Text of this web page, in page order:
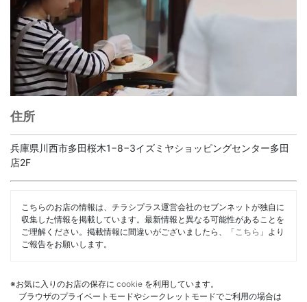
住所
兵庫県川西市多田桜木1−8−3イズミヤショッピングセンター多田
店2F
こちらのお店の情報は、チラシプラス運営会社のセブンネットが独自に
収集した情報を掲載しています。最新情報と異なる可能性があることを
ご理解ください。掲載情報に間違いがございましたら、「 こちら 」より
ご報告をお願いします。
※お気に入りのお店の保存に cookie を利用しています。
ブラウザのプライベートモードやシークレットモードでご利用の場合は